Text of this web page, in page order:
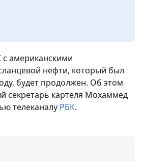
американскими
нефти, который был
будет продолжен. Об этом
секретарь картеля Мохаммед
телеканалу РБК.